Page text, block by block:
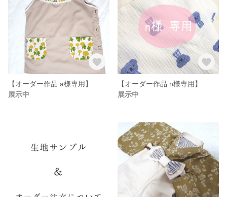
【オーダー作品 a様専用】
展示中
【オーダー作品 n様専用】
展示中